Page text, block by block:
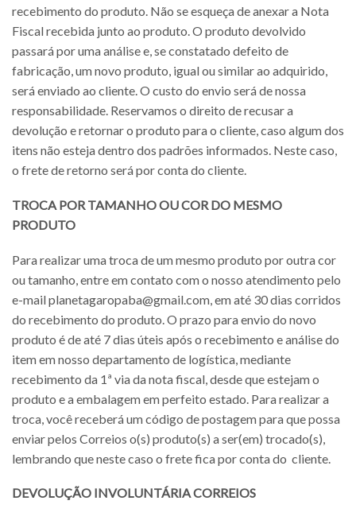
recebimento do produto. Não se esqueça de anexar a Nota
Fiscal recebida junto ao produto. O produto devolvido
passará por uma análise e, se constatado defeito de
fabricação, um novo produto, igual ou similar ao adquirido,
será enviado ao cliente. O custo do envio será de nossa
responsabilidade. Reservamos o direito de recusar a
devolução e retornar o produto para o cliente, caso algum dos
itens não esteja dentro dos padrões informados. Neste caso,
o frete de retorno será por conta do cliente.
TROCA POR TAMANHO OU COR DO MESMO
PRODUTO
Para realizar uma troca de um mesmo produto por outra cor
ou tamanho, entre em contato com o nosso atendimento pelo
e-mail planetagaropaba@gmail.com, em até 30 dias corridos
do recebimento do produto. O prazo para envio do novo
produto é de até 7 dias úteis após o recebimento e análise do
item em nosso departamento de logística, mediante
recebimento da 1ª via da nota fiscal, desde que estejam o
produto e a embalagem em perfeito estado. Para realizar a
troca, você receberá um código de postagem para que possa
enviar pelos Correios o(s) produto(s) a ser(em) trocado(s),
lembrando que neste caso o frete fica por conta do cliente.
DEVOLUÇÃO INVOLUNTÁRIA CORREIOS